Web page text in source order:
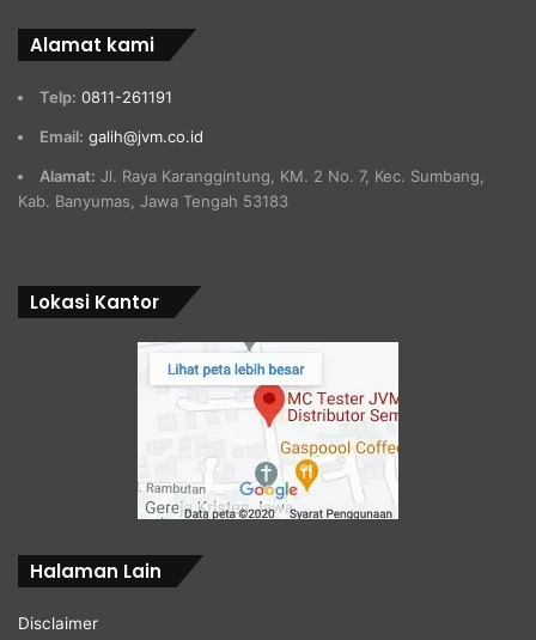
Alamat kami
Telp: 0811-261191
Email: galih@jvm.co.id
Alamat: Jl. Raya Karanggintung, KM. 2 No. 7, Kec. Sumbang,
Kab. Banyumas, Jawa Tengah 53183
Lokasi Kantor
Halaman Lain
Disclaimer